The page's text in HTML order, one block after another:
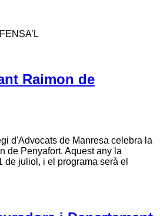
Raimon de
d'Advocats de Manresa celebra la
de Penyafort. Aquest any la
de juliol, i el programa serà el